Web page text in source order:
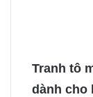
Tranh tô
dành cho